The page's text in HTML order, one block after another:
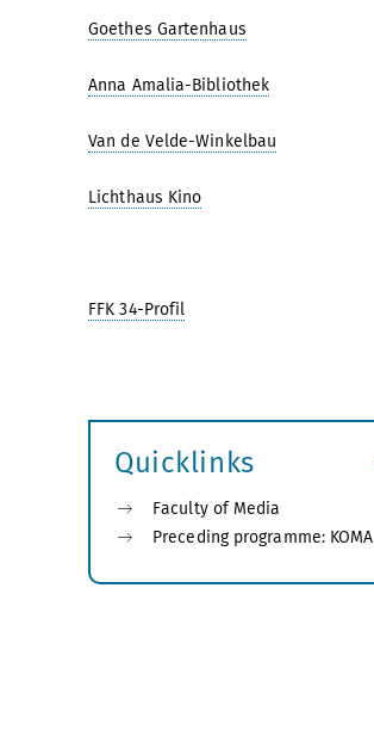
Goethes Gartenhaus
Anna Amalia-Bibliothek
Van de Velde-Winkelbau
Lichthaus Kino
FFK 34-Profil
Quicklinks
Faculty of Media
Preceding programme: KOMA